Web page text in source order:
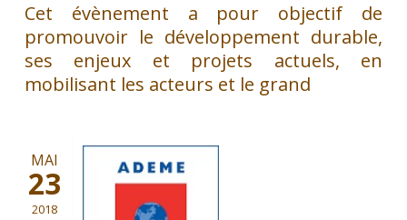
Cet évènement a pour objectif de
promouvoir le développement durable,
ses enjeux et projets actuels, en
mobilisant les acteurs et le grand
MAI
23
2018